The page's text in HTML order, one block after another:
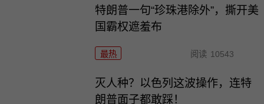
特朗普一句“珍珠港除外”，撕开美
国霸权遮羞布
最热 阅读 10543
灭人种？以色列这波操作，连特
朗普面子都敢踩！